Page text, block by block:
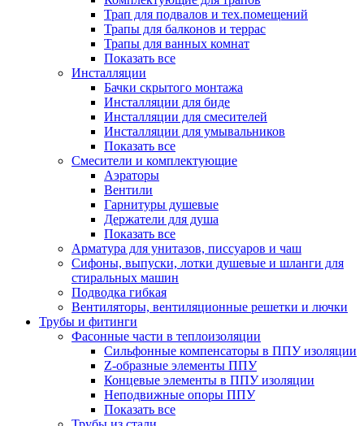
Трап для подвалов и тех.помещений
Трапы для балконов и террас
Трапы для ванных комнат
Показать все
Инсталляции
Бачки скрытого монтажа
Инсталляции для биде
Инсталляции для смесителей
Инсталляции для умывальников
Показать все
Смесители и комплектующие
Аэраторы
Вентили
Гарнитуры душевые
Держатели для душа
Показать все
Арматура для унитазов, писсуаров и чаш
Сифоны, выпуски, лотки душевые и шланги для
стиральных машин
Подводка гибкая
Вентиляторы, вентиляционные решетки и лючки
Трубы и фитинги
Фасонные части в теплоизоляции
Cильфонные компенсаторы в ППУ изоляции
Z-образные элементы ППУ
Концевые элементы в ППУ изоляции
Неподвижные опоры ППУ
Показать все